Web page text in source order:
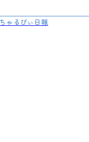
ゃるびぃ日報